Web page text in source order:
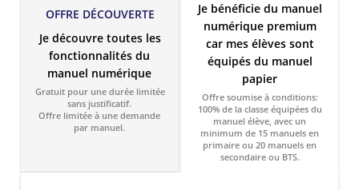
OFFRE DÉCOUVERTE
Je découvre toutes les
fonctionnalités du
manuel numérique
Gratuit pour une durée limitée
sans justificatif.
Offre limitée à une demande
par manuel.
Je bénéficie du manuel
numérique premium
car mes élèves sont
équipés du manuel
papier
Offre soumise à conditions:
100% de la classe équipées du
manuel élève, avec un
minimum de 15 manuels en
primaire ou 20 manuels en
secondaire ou BTS.